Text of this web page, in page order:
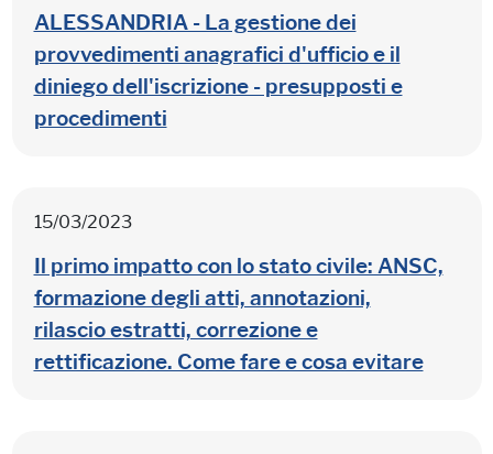
ALESSANDRIA - La gestione dei
provvedimenti anagrafici d'ufficio e il
diniego dell'iscrizione - presupposti e
procedimenti
15/03/2023
Il primo impatto con lo stato civile: ANSC,
formazione degli atti, annotazioni,
rilascio estratti, correzione e
rettificazione. Come fare e cosa evitare